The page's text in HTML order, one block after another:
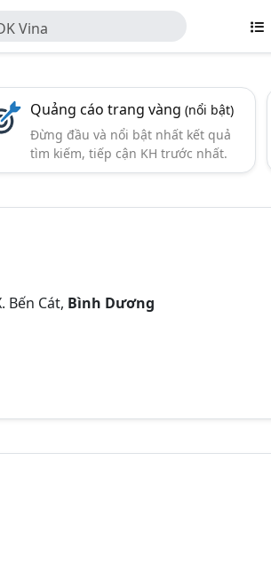
Vina
Quảng cáo trang vàng(nổi bật)
Đừng đầu và nổi bật nhất kết quả
tìm kiếm, tiếp cận KH trước nhất.
Bến Cát, Bình Dương